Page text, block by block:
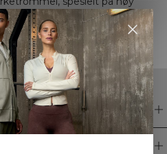
energi.
ut stoffet og endre